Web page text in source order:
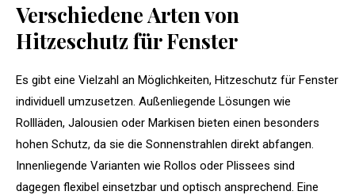
Verschiedene Arten von
Hitzeschutz für Fenster
Es gibt eine Vielzahl an Möglichkeiten, Hitzeschutz für Fenster
individuell umzusetzen. Außenliegende Lösungen wie
Rollläden, Jalousien oder Markisen bieten einen besonders
hohen Schutz, da sie die Sonnenstrahlen direkt abfangen.
Innenliegende Varianten wie Rollos oder Plissees sind
dagegen flexibel einsetzbar und optisch ansprechend. Eine